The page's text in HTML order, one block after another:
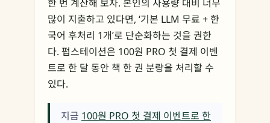
한 번 계산해 보자. 본인의 사용량 대비 너무
많이 지출하고 있다면, ‘기본 LLM 무료 + 한
국어 후처리 1개’로 단순화하는 것을 권한
다. 펍스테이션은 100원 PRO 첫 결제 이벤
트로 한 달 동안 책 한 권 분량을 처리할 수
있다.
지금 100원 PRO 첫 결제 이벤트로 한